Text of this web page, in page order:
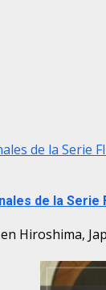
de la Serie
de la Serie
Hiroshima,